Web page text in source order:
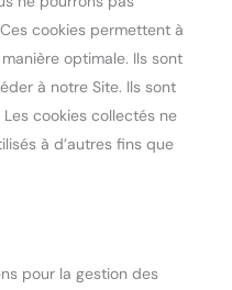
cookies permettent à
optimale. Ils sont
à notre Site. Ils sont
cookies collectés ne
à d’autres fins que
pour la gestion des